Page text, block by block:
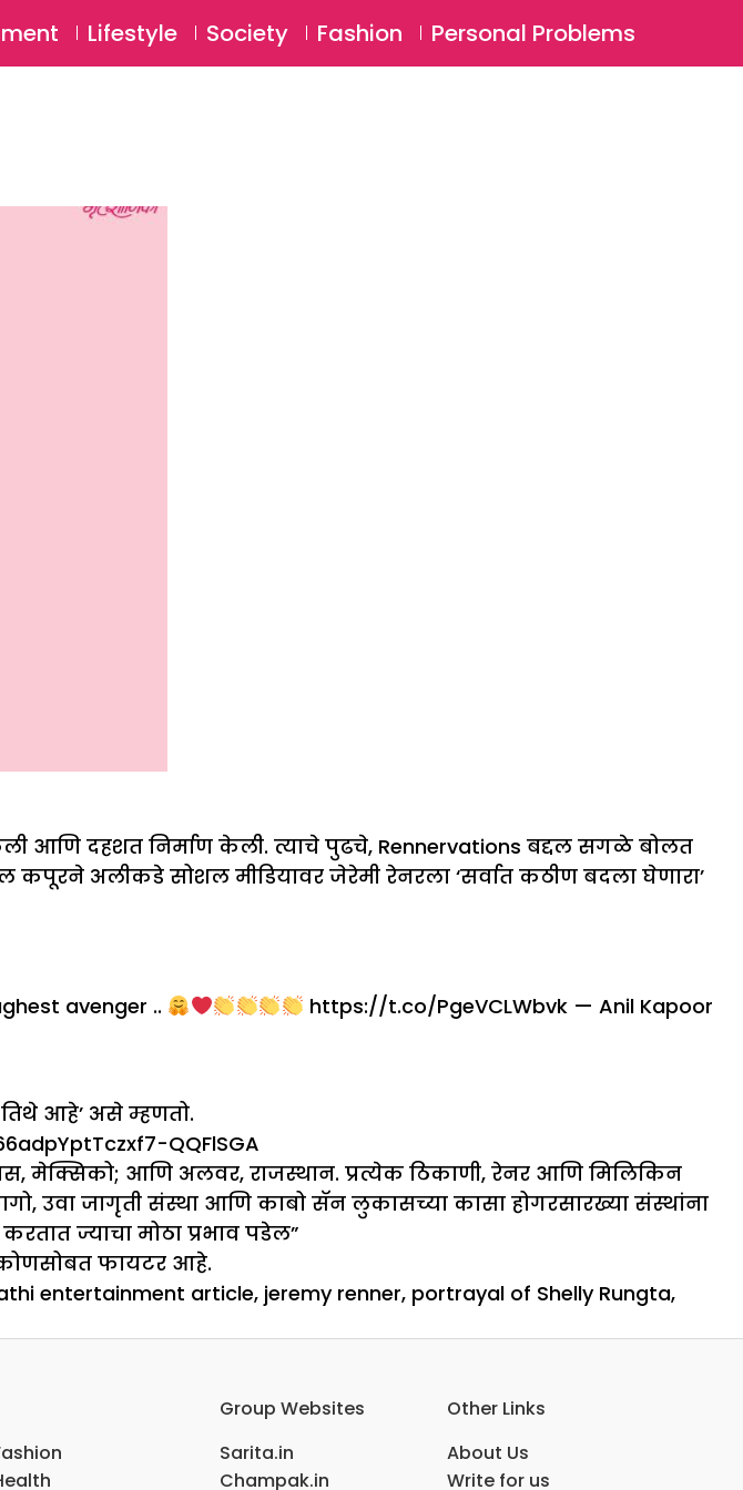
SUBSCRIBE Login ⚲
Lifestyle Society Fashion Personal Problems
आणि दहशत निर्माण केली. त्याचे पुढचे, Rennervations बद्दल सगळे बोलत
कपूरने अलीकडे सोशल मीडियावर जेरेमी रेनरला ‘सर्वात कठीण बदला घेणारा’
avenger .. https://t.co/PgeVCLWbvk — Anil Kapoor
आहे’ असे म्हणतो.
QQFlSGA
मेक्सिको; आणि अलवर, राजस्थान. प्रत्येक ठिकाणी, रेनर आणि मिलिकिन
उवा जागृती संस्था आणि काबो सॅन लुकासच्या कासा होगरसारख्या संस्थांना
ज्याचा मोठा प्रभाव पडेल”
फायटर आहे.
entertainment article, jeremy renner, portrayal of Shelly Rungta,
Group Websites
Sarita.in
Champak.in
Other Links
About Us
Write for us